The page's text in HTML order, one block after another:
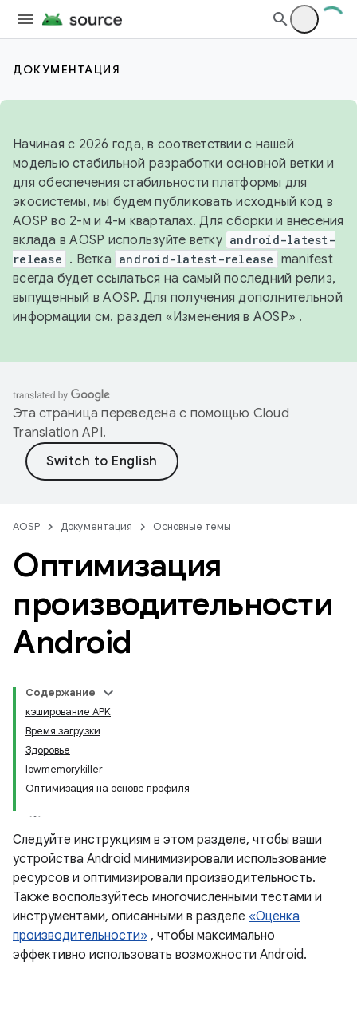
ДОКУМЕНТАЦИЯ
Начиная с 2026 года, в соответствии с нашей
моделью стабильной разработки основной ветки и
для обеспечения стабильности платформы для
экосистемы, мы будем публиковать исходный код в
AOSP во 2-м и 4-м кварталах. Для сборки и внесения
вклада в AOSP используйте ветку android-latest-
release . Ветка android-latest-release manifest
всегда будет ссылаться на самый последний релиз,
выпущенный в AOSP. Для получения дополнительной
информации см. раздел «Изменения в AOSP» .
Эта страница переведена с помощью Cloud
Translation API.
AOSP Документация Основные темы
Оптимизация
производительности
Android
Содержание
кэширование APK
Время загрузки
Здоровье
lowmemorykiller
Оптимизация на основе профиля
Следуйте инструкциям в этом разделе, чтобы ваши
устройства Android минимизировали использование
ресурсов и оптимизировали производительность.
Также воспользуйтесь многочисленными тестами и
инструментами, описанными в разделе «Оценка
производительности» , чтобы максимально
эффективно использовать возможности Android.